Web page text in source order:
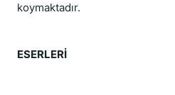
koymaktadır.
ESERLERİ